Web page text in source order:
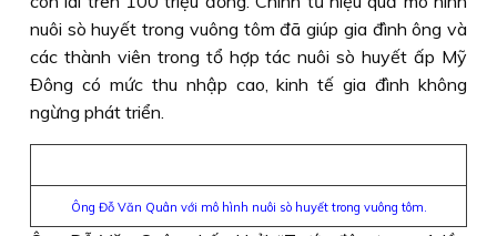
nuôi sò huyết trong vuông tôm đã giúp gia đình ông và
các thành viên trong tổ hợp tác nuôi sò huyết ấp Mỹ
Ðông có mức thu nhập cao, kinh tế gia đình không
ngừng phát triển.
Ông Đỗ Văn Quân với mô hình nuôi sò huyết trong vuông tôm.